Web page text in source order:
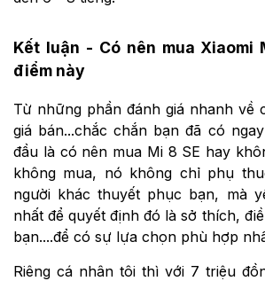
Kết luận - Có nên mua Xiaomi
điểm này
Từ những phần đánh giá nhanh về
giá bán...chắc chắn bạn đã có
đầu là có nên mua Mi 8 SE hay
không mua, nó không chỉ phụ
người khác thuyết phục bạn, mà
nhất để quyết định đó là sở thích,
bạn....để có sự lựa chọn phù hợp
Riêng cá nhân tôi thì với 7 triệu